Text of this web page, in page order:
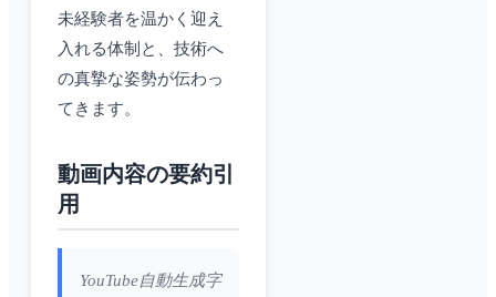
未経験者を温かく迎え
入れる体制と、技術へ
の真摯な姿勢が伝わっ
てきます。
動画内容の要約引
用
YouTube自動生成字